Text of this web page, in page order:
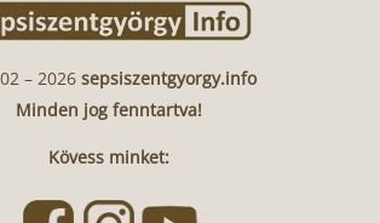
– 2026 sepsiszentgyorgy.info
Minden jog fenntartva!
Kövess minket: